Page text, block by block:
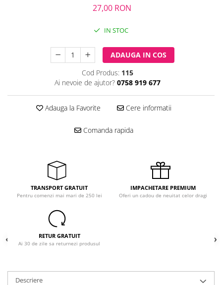
27,00 RON
IN STOC
ADAUGA IN COS
Cod Produs: 115
Ai nevoie de ajutor? 0758 919 677
Adauga la Favorite Cere informatii
Comanda rapida
TRANSPORT GRATUIT
Pentru comenzi mai mari de 250 lei
IMPACHETARE PREMIUM
Oferi un cadou de neuitat celor dragi
RETUR GRATUIT
Ai 30 de zile sa returnezi produsul
Descriere